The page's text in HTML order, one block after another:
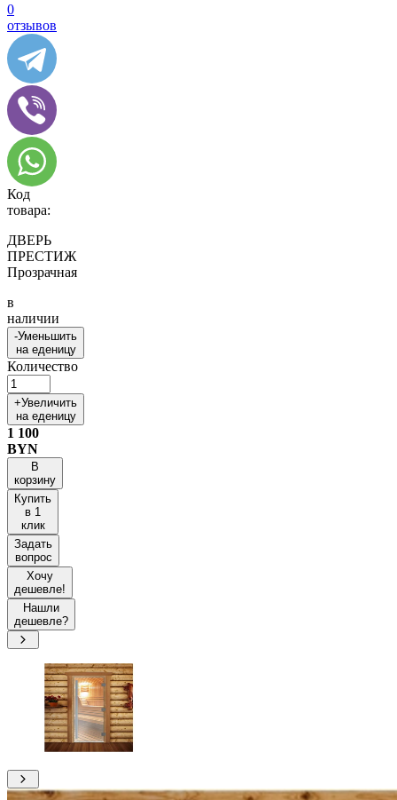
0
отзывов
Код
товара:
ДВЕРЬ
ПРЕСТИЖ
Прозрачная
в
наличии
-Уменьшить
на еденицу
Количество
+Увеличить
на еденицу
1 100
BYN
В
корзину
Купить
в 1
клик
Задать
вопрос
Хочу
дешевле!
Нашли
дешевле?